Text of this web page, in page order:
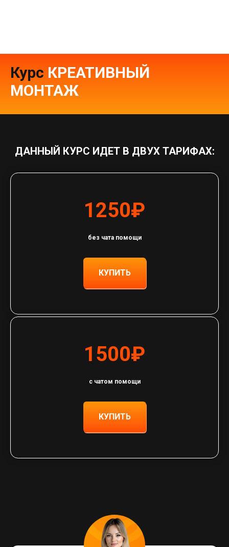
Курс КРЕАТИВНЫЙ
МОНТАЖ
ДАННЫЙ КУРС ИДЕТ В ДВУХ ТАРИФАХ:
1250₽
без чата помощи
КУПИТЬ
1500₽
с чатом помощи
КУПИТЬ